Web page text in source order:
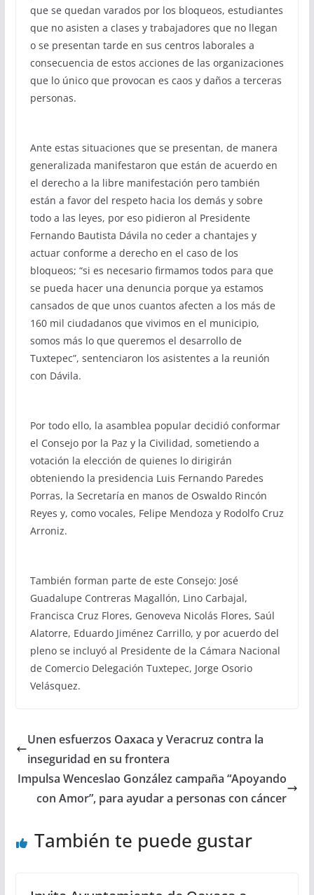
que se quedan varados por los bloqueos, estudiantes
que no asisten a clases y trabajadores que no llegan
o se presentan tarde en sus centros laborales a
consecuencia de estos acciones de las organizaciones
que lo único que provocan es caos y daños a terceras
personas.
Ante estas situaciones que se presentan, de manera
generalizada manifestaron que están de acuerdo en
el derecho a la libre manifestación pero también
están a favor del respeto hacia los demás y sobre
todo a las leyes, por eso pidieron al Presidente
Fernando Bautista Dávila no ceder a chantajes y
actuar conforme a derecho en el caso de los
bloqueos; “si es necesario firmamos todos para que
se pueda hacer una denuncia porque ya estamos
cansados de que unos cuantos afecten a los más de
160 mil ciudadanos que vivimos en el municipio,
somos más lo que queremos el desarrollo de
Tuxtepec”, sentenciaron los asistentes a la reunión
con Dávila.
Por todo ello, la asamblea popular decidió conformar
el Consejo por la Paz y la Civilidad, sometiendo a
votación la elección de quienes lo dirigirán
obteniendo la presidencia Luis Fernando Paredes
Porras, la Secretaría en manos de Oswaldo Rincón
Reyes y, como vocales, Felipe Mendoza y Rodolfo Cruz
Arroniz.
También forman parte de este Consejo: José
Guadalupe Contreras Magallón, Lino Carbajal,
Francisca Cruz Flores, Genoveva Nicolás Flores, Saúl
Alatorre, Eduardo Jiménez Carrillo, y por acuerdo del
pleno se incluyó al Presidente de la Cámara Nacional
de Comercio Delegación Tuxtepec, Jorge Osorio
Velásquez.
Unen esfuerzos Oaxaca y Veracruz contra la
inseguridad en su frontera
Impulsa Wenceslao González campaña “Apoyando
con Amor”, para ayudar a personas con cáncer
También te puede gustar